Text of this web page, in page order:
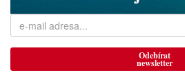
Odebírat
newsletter